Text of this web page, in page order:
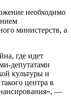
необходимо
министерств, а
где идет
депутатами
культуры и
центра в
—